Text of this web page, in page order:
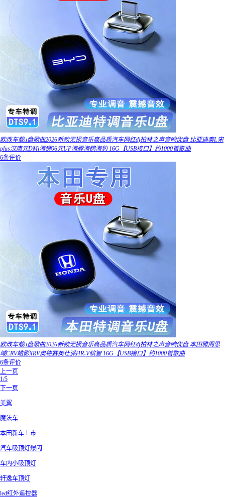
欧改车载u盘歌曲2026新款无损音乐高品质汽车网红dj柏林之声音响优盘 比亚迪秦L宋
plus汉唐元DMi海狮06元UP海豚海鸥海豹 16G【USB接口】约1000首歌曲
6条评价
欧改车载u盘歌曲2026新款无损音乐高品质汽车网红dj柏林之声音响优盘 本田雅阁思
域CRV皓影XRV奥德赛英仕派HR-V缤智 16G【USB接口】约1000首歌曲
6条评价
上一页
1/5
下一页
美翼
魔法车
本田新车上市
汽车吸顶灯爆闪
车内小吸顶灯
轩逸车顶灯
led红外遥控器